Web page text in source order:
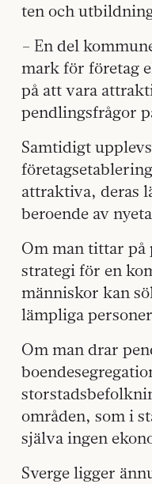
ten och
– En del
mark för företag
på att vara
pendlingsfrågor
Samtidigt
attraktiva, deras
beroende av
Om man tittar på
strategi för en
människor kan
lämpliga
Om man drar
områden, som i
själva ingen
Sverge ligger